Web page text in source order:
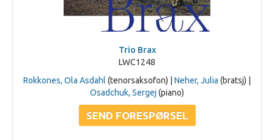
Trio Brax
LWC1248
Rokkones, Ola Asdahl (tenorsaksofon) | Neher, Julia (bratsj) |
Osadchuk, Sergej (piano)